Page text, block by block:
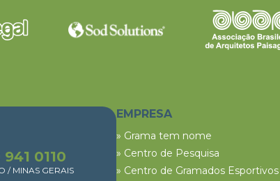
0110
/ MINAS GERAIS
EMPRESA
» Grama tem nome
» Centro de Pesquisa
» Centro de Gramados Esportivos